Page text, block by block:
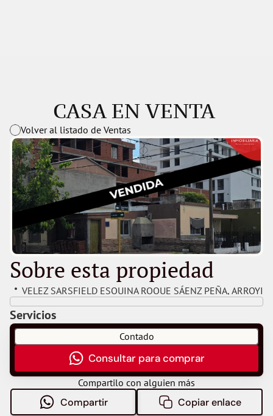
CASA EN VENTA
Volver al listado de Ventas
Sobre esta propiedad
VELEZ SARSFIELD ESQUINA ROQUE SÁENZ PEÑA,
Servicios
Contado
Consultar para comprar
Compartilo con alguien más
Compartir Copiar enlace